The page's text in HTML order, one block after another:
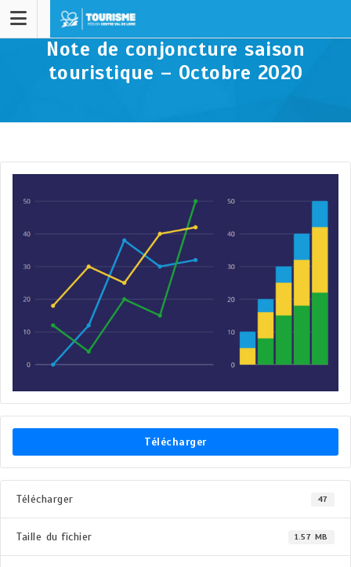
Note de conjoncture saison
touristique – Octobre 2020
Télécharger
Télécharger 47
Taille du fichier 1.57 MB